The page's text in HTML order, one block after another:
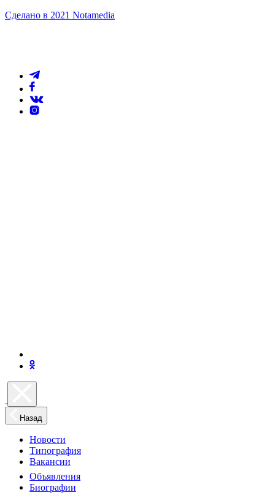
Сделано в 2021 Notamedia
Назад
Новости
Типография
Вакансии
Объявления
Биографии